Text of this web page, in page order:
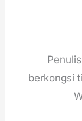
berkongsi